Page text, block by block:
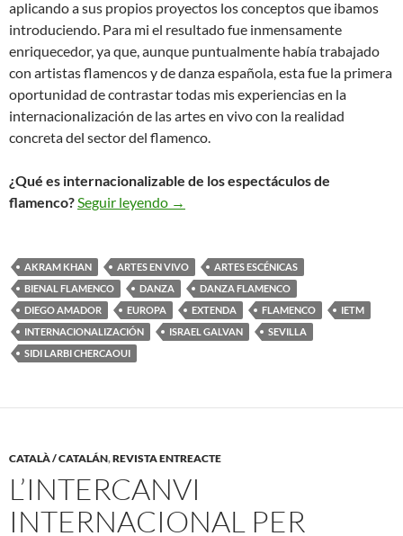
aplicando a sus propios proyectos los conceptos que ibamos
introduciendo. Para mi el resultado fue inmensamente
enriquecedor, ya que, aunque puntualmente había trabajado
con artistas flamencos y de danza española, esta fue la primera
oportunidad de contrastar todas mis experiencias en la
internacionalización de las artes en vivo con la realidad
concreta del sector del flamenco.
¿Qué es internacionalizable de los espectáculos de
flamenco?Seguir leyendo Apuntes sobre la
→
AKRAM KHAN ARTES EN VIVO
ARTES ESCÉNICAS
BIENAL FLAMENCO
DANZA
DANZA FLAMENCO
DIEGO AMADOR
EUROPA EXTENDA FLAMENCO
IETM
INTERNACIONALIZACIÓN
ISRAEL GALVAN
SEVILLA
SIDI LARBI CHERCAOUI
CATALÀ / CATALÁN,REVISTA ENTREACTE
L’INTERCANVI
INTERNACIONAL PER